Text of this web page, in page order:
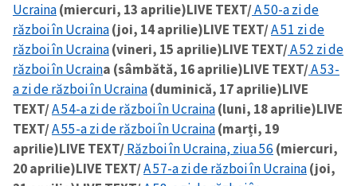
Ucraina(miercuri, 13 aprilie)LIVE TEXT/A 50-a zi de
război în Ucraina(joi, 14 aprilie)LIVE TEXT/A 51 zi de
război în Ucraina(vineri, 15 aprilie)LIVE TEXT/A 52 zi de
război în Ucraina (sâmbătă, 16 aprilie)LIVE TEXT/A 53-
a zi de război în Ucraina(duminică, 17 aprilie)LIVE
TEXT/A 54-a zi de război în Ucraina(luni, 18 aprilie)LIVE
TEXT/A 55-a zi de război în Ucraina(marți, 19
aprilie)LIVE TEXT/Război în Ucraina, ziua 56 (miercuri,
20 aprilie)LIVE TEXT/A 57-a zi de război în Ucraina(joi,